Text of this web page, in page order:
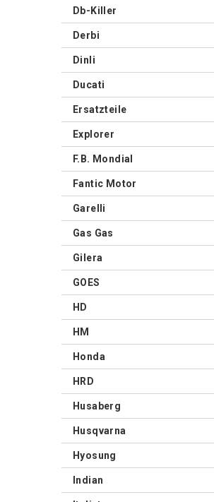
Db-Killer
Derbi
Dinli
Ducati
Ersatzteile
Explorer
F.B. Mondial
Fantic Motor
Garelli
Gas Gas
Gilera
GOES
HD
HM
Honda
HRD
Husaberg
Husqvarna
Hyosung
Indian